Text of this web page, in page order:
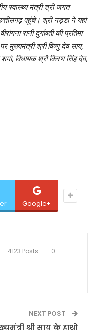
स्वास्थ्य मंत्री श्री जगत
पहुंचे। श्री नड्डा ने यहां
रानी दुर्गावती की प्रतिमा
मुख्यमंत्री श्री विष्णु देव साय,
विधायक श्री किरण सिंह देव,
Google+
4123 Posts
0
NEXT POST
श्री साय के हाथो